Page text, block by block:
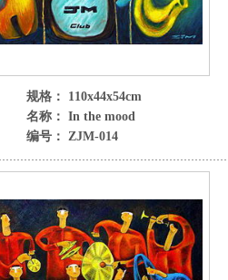
规格： 110x44x54cm
名称： In the mood
编号： ZJM-014